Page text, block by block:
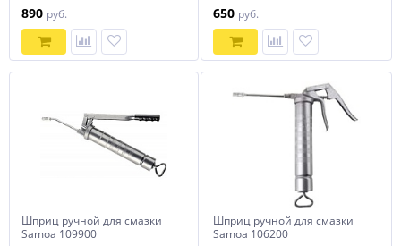
очистки NORDBERG NO9016
890 руб. 650 руб.
Шприц ручной для смазки
Samoa 109900
Шприц ручной для смазки
Samoa 106200